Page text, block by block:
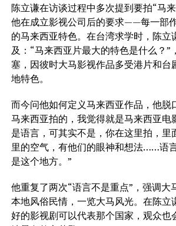
陈立谦在访谈过程中多次提到要拍“马
他在成立影视公司后的要求——每一部
的马来西亚特色。在台湾求学时，陈立
及：“马来西亚片最大的特色是什么？”
塞，因彼时大马影视作品多受港片和台
地特色。
而今问他如何定义马来西亚作品，他脱
马来西亚拍的，我觉得就是马来西亚电
是语言，可其实不是，你在这里拍，里
里的空气，有他们的眼神和想法……语
是这个地方。”
他重复了两次“语言不是重点”，强调大
本地风俗民情，一览大马风光。在陈立
好的影视剧可以代表那个国家，观众也